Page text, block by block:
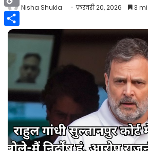
Nisha Shukla फ़रवरी 20, 2026 3
Copy
Link
Share